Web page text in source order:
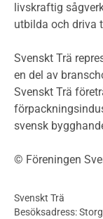
Planering
Projektering
Byggsystem
Byggnation
Utförande
livskraftig
utbilda och driva
Svenskt Trä
en del av
Svenskt Trä
svensk
© Föreningen
Svenskt Trä
Besöksadress: